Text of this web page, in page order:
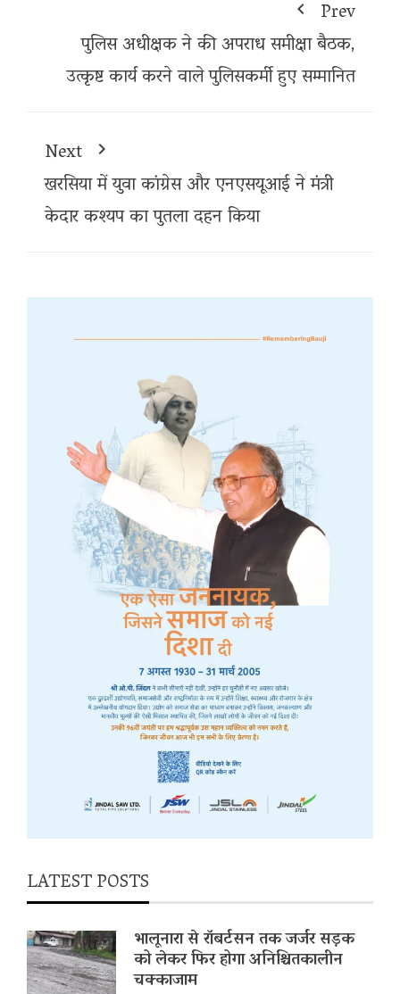
Prev
पुलिस अधीक्षक ने की अपराध समीक्षा बैठक,
उत्कृष्ट कार्य करने वाले पुलिसकर्मी हुए सम्मानित
Next
खरसिया में युवा कांग्रेस और एनएसयूआई ने मंत्री
केदार कश्यप का पुतला दहन किया
LATEST POSTS
भालूनारा से रॉबर्टसन तक जर्जर सड़क
को लेकर फिर होगा अनिश्चितकालीन
चक्काजाम